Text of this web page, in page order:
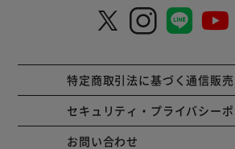
特定商取引法に基づく通信販
セキュリティ・プライバシー
お問い合わせ